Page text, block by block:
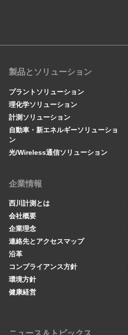
製品とソリューション
プラントソリューション
理化学ソリューション
計測ソリューション
自動車・新エネルギーソリューショ
ン
光/Wireless通信ソリューション
企業情報
西川計測とは
会社概要
企業理念
連絡先とアクセスマップ
沿革
コンプライアンス方針
環境方針
健康経営